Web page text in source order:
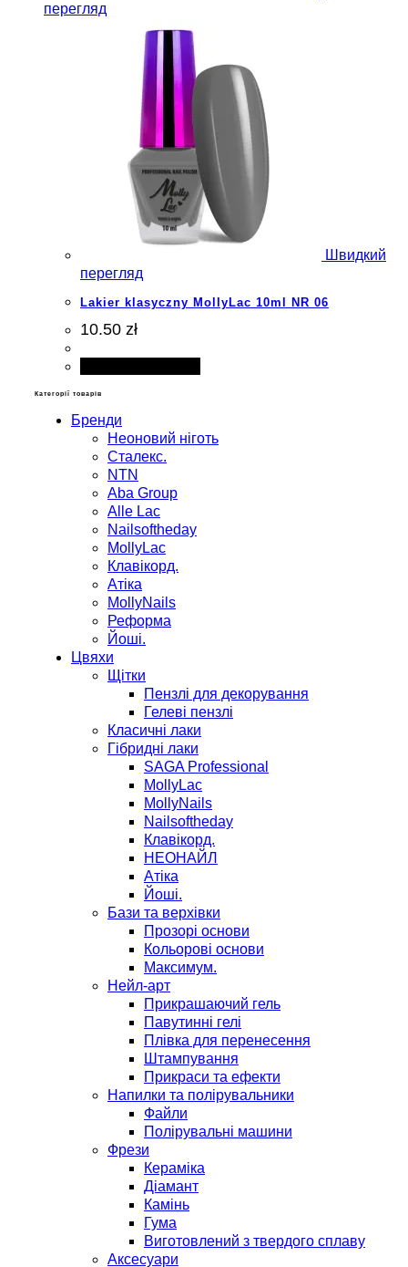
перегляд
Швидкий
перегляд
Lakier klasyczny MollyLac 10ml NR 06
10.50 zł
Категорії товарів
Бренди
Неоновий ніготь
Сталекс.
NTN
Aba Group
Alle Lac
Nailsoftheday
MollyLac
Клавікорд.
Атіка
MollyNails
Реформа
Йоші.
Цвяхи
Щітки
Пензлі для декорування
Гелеві пензлі
Класичні лаки
Гібридні лаки
SAGA Professional
MollyLac
MollyNails
Nailsoftheday
Клавікорд.
НЕОНАЙЛ
Атіка
Йоші.
Бази та верхівки
Прозорі основи
Кольорові основи
Максимум.
Нейл-арт
Прикрашаючий гель
Павутинні гелі
Плівка для перенесення
Штампування
Прикраси та ефекти
Напилки та полірувальники
Файли
Полірувальні машини
Фрези
Кераміка
Діамант
Камінь
Гума
Виготовлений з твердого сплаву
Аксесуари